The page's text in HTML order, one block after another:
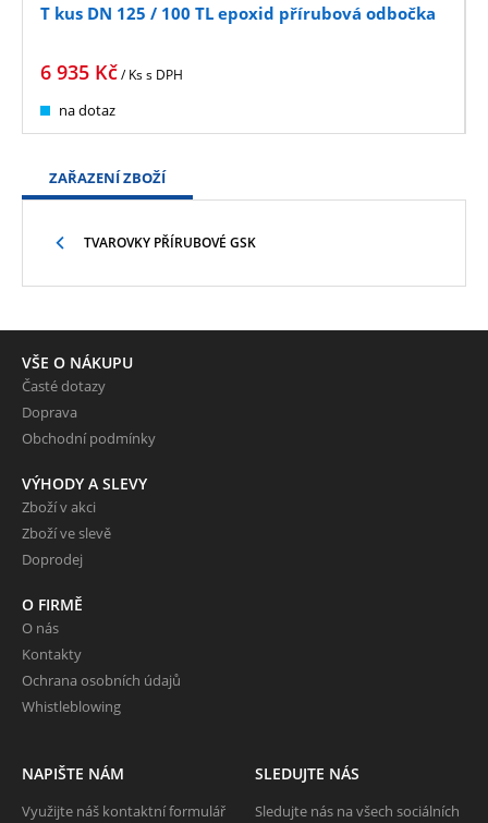
T kus DN 125 / 100 TL epoxid přírubová odbočka
6 935 Kč/ Kss DPH
na dotaz
ZAŘAZENÍ ZBOŽÍ
TVAROVKY PŘÍRUBOVÉ GSK
VŠE O NÁKUPU
Časté dotazy
Doprava
Obchodní podmínky
VÝHODY A SLEVY
Zboží v akci
Zboží ve slevě
Doprodej
O FIRMĚ
O nás
Kontakty
Ochrana osobních údajů
Whistleblowing
NAPIŠTE NÁM
Využijte náš kontaktní formulář
SLEDUJTE NÁS
Sledujte nás na všech sociálních